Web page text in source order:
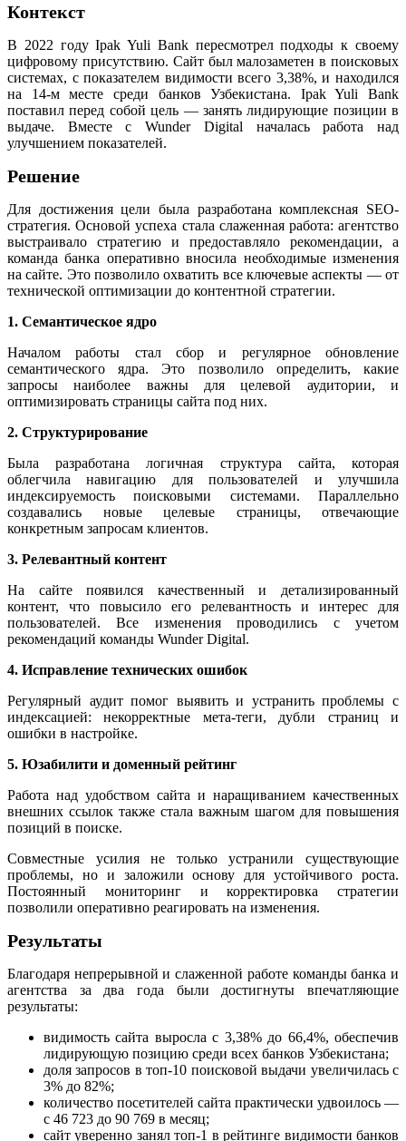
Контекст
В 2022 году Ipak Yuli Bank пересмотрел подходы к своему
цифровому присутствию. Сайт был малозаметен в поисковых
системах, с показателем видимости всего 3,38%, и находился
на 14-м месте среди банков Узбекистана. Ipak Yuli Bank
поставил перед собой цель — занять лидирующие позиции в
выдаче. Вместе с Wunder Digital началась работа над
улучшением показателей.
Решение
Для достижения цели была разработана комплексная SEO-
стратегия. Основой успеха стала слаженная работа: агентство
выстраивало стратегию и предоставляло рекомендации, а
команда банка оперативно вносила необходимые изменения
на сайте. Это позволило охватить все ключевые аспекты — от
технической оптимизации до контентной стратегии.
1. Семантическое ядро
Началом работы стал сбор и регулярное обновление
семантического ядра. Это позволило определить, какие
запросы наиболее важны для целевой аудитории, и
оптимизировать страницы сайта под них.
2. Структурирование
Была разработана логичная структура сайта, которая
облегчила навигацию для пользователей и улучшила
индексируемость поисковыми системами. Параллельно
создавались новые целевые страницы, отвечающие
конкретным запросам клиентов.
3. Релевантный контент
На сайте появился качественный и детализированный
контент, что повысило его релевантность и интерес для
пользователей. Все изменения проводились с учетом
рекомендаций команды Wunder Digital.
4. Исправление технических ошибок
Регулярный аудит помог выявить и устранить проблемы с
индексацией: некорректные мета-теги, дубли страниц и
ошибки в настройке.
5. Юзабилити и доменный рейтинг
Работа над удобством сайта и наращиванием качественных
внешних ссылок также стала важным шагом для повышения
позиций в поиске.
Совместные усилия не только устранили существующие
проблемы, но и заложили основу для устойчивого роста.
Постоянный мониторинг и корректировка стратегии
позволили оперативно реагировать на изменения.
Результаты
Благодаря непрерывной и слаженной работе команды банка и
агентства за два года были достигнуты впечатляющие
результаты:
видимость сайта выросла с 3,38% до 66,4%, обеспечив
лидирующую позицию среди всех банков Узбекистана;
доля запросов в топ-10 поисковой выдачи увеличилась с
3% до 82%;
количество посетителей сайта практически удвоилось —
с 46 723 до 90 769 в месяц;
сайт уверенно занял топ-1 в рейтинге видимости банков